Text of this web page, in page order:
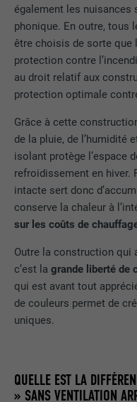
également les
phonique. En outre, tous
être choisis de sorte que
protection contre
au droit relatif aux
protection optimale
Grâce à cette
de la pluie, de l’humidité
isolant protège l’espace
refroidissement en hiver.
intacte sert donc
conserve la chaleur à
sur les coûts de
Outre la construction qui
c’est lagrande liberté de
qui est avant tout
de couleurs permet de
uniques.
QUELLE EST LA
» SANS VENTILATION
FOURNISSEUR
EXPIRATION 3
Est
une
NOM fr
FOURNISSEUR
Est
une
FOURNISSEUR